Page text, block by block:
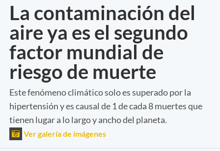
La contaminación del
aire ya es el segundo
factor mundial de
riesgo de muerte
Este fenómeno climático solo es superado por la
hipertensión y es causal de 1 de cada 8 muertes que
tienen lugar a lo largo y ancho del planeta.
Ver galería de imágenes